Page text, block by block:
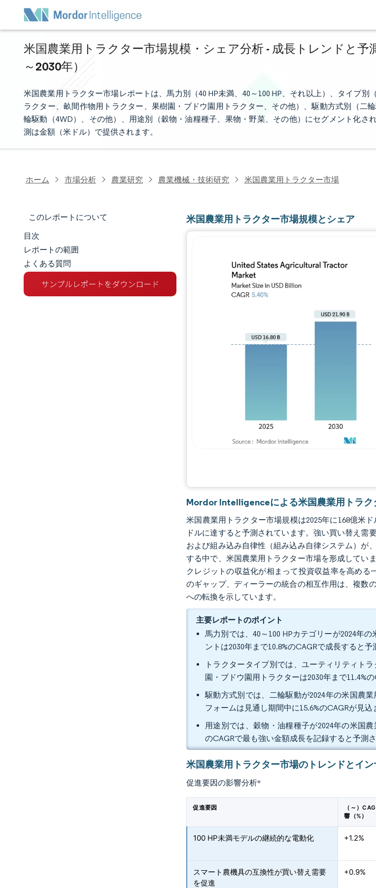
米国農業用トラクター市場規模・シェア分析 - 成長トレンドと予
～2030年）
米国農業用トラクター市場レポートは、馬力別（40 HP未満、40～100 HP、それ以上）、タイプ別
ラクター、畝間作物用トラクター、果樹園・ブドウ園用トラクター、その他）、駆動方式別（二
輪駆動（4WD）、その他）、用途別（穀物・油糧種子、果物・野菜、その他）にセグメント化さ
測は金額（米ドル）で提供されます。
ホーム 市場分析 農業研究 農業機械・技術研究 米国農業用トラクター市場
このレポートについて
市場規模とシェア
市場分析
トレンドとインサイト
目次
レポートの範囲
よくある質問
米国農業用トラクター市場規模とシェア
画像 © Mordor Intelligence
Mordor Intelligenceによる米国農業用トラク
米国農業用トラクター市場規模は2025年に168億米
ドルに達すると予測されています。強い買い替え需
および組み込み自律性（組み込み自律システム）が
する中で、米国農業用トラクター市場を形成してい
クレジットの収益化が相まって投資収益率を高め
のギャップ、ディーラーの統合の相互作用は、複数
への転換を示しています。
主要レポートのポイント
馬力別では、40～100 HPカテゴリーが2024年
ントは2030年まで10.8%のCAGRで成長すると予
トラクタータイプ別では、ユーティリティト
園・ブドウ園用トラクターは2030年まで11.4%
駆動方式別では、二輪駆動が2024年の米国農
フォームは見通し期間中に15.6%のCAGRが見込
用途別では、穀物・油糧種子が2024年の米国
のCAGRで最も強い金額成長を記録すると予測さ
米国農業用トラクター市場のトレンドとイン
促進要因の影響分析*
促進要因
（～）
響（%）
100 HP未満モデルの継続的な電動化 +1.2%
スマート農機具の互換性が買い替え需要
を促進
+0.9%